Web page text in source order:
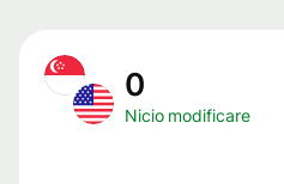
0
Nicio modificare